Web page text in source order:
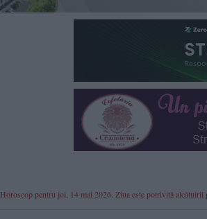
Horoscop pentru joi, 14 mai 2026. Ziua este potrivită